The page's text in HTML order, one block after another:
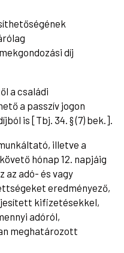
díj
a családi
a passzív jogon
is [Tbj. 34. § (7) bek.].
illetve a
hónap 12. napjáig
az adó- és vagy
eredményező,
kifizetésekkel,
adóról,
meghatározott